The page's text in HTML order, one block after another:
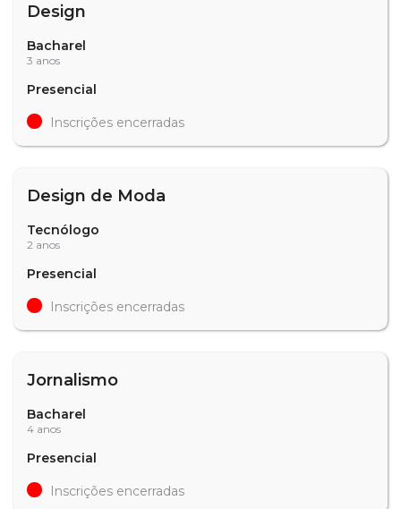
Design
Bacharel
3 anos
Presencial
Inscrições encerradas
Design de Moda
Tecnólogo
2 anos
Presencial
Inscrições encerradas
Jornalismo
Bacharel
4 anos
Presencial
Inscrições encerradas